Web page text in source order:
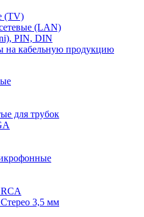
(TV)
(LAN)
PIN, DIN
на кабельную продукцию
для трубок
3,5 мм